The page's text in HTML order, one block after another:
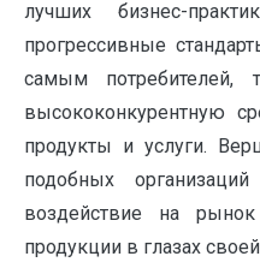
лучших бизнес-
прогрессивные
самым потребителей,
высококонкурентную
продукты и услуги.
подобных
воздействие на
продукции в глазах